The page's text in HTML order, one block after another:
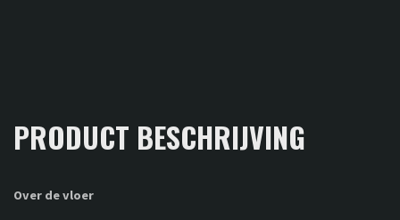
PRODUCT BESCHRIJVING
Over de vloer